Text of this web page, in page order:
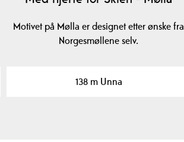
Motivet på Mølla er designet etter ønske fra
Norgesmøllene selv.
138 m Unna